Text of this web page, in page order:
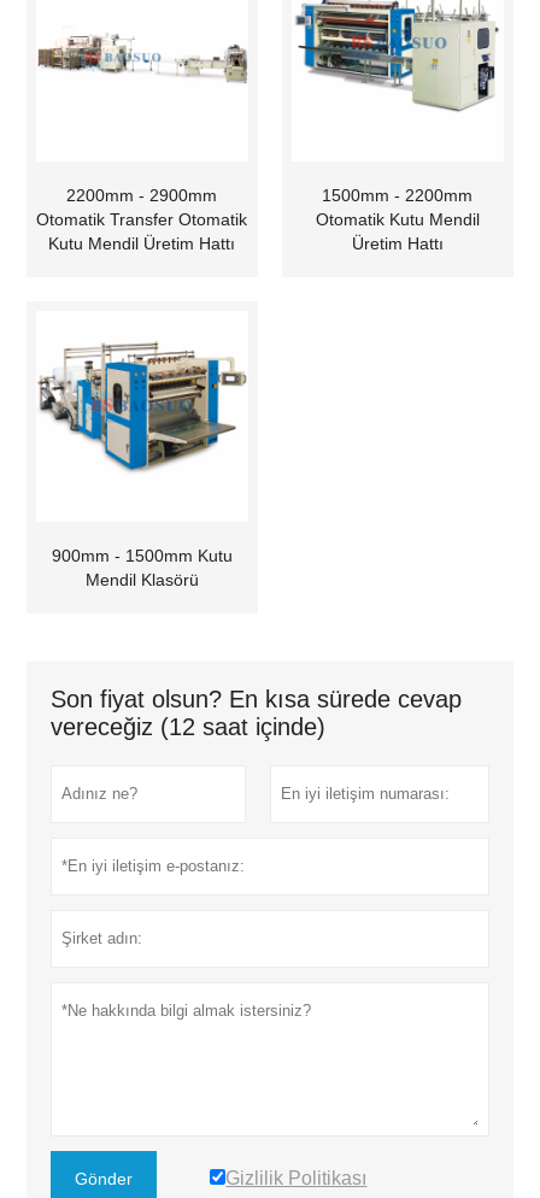
2200mm - 2900mm
Otomatik Transfer Otomatik
Kutu Mendil Üretim Hattı
1500mm - 2200mm
Otomatik Kutu Mendil
Üretim Hattı
900mm - 1500mm Kutu
Mendil Klasörü
Son fiyat olsun? En kısa sürede cevap
vereceğiz (12 saat içinde)
Gönder Gizlilik Politikası